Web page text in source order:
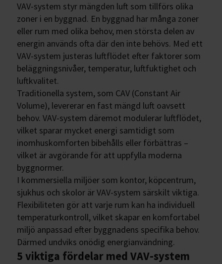
VAV-system styr mängden luft som tillförs olika
zoner i en byggnad. En byggnad har många zoner
eller rum med olika behov, men största delen av
energin används ofta där den inte behövs. Med ett
VAV-system justeras luftflödet efter faktorer som
beläggningsnivåer, temperatur, luftfuktighet och
luftkvalitet.
Traditionella system, som CAV (Constant Air
Volume), levererar en fast mängd luft oavsett
behov. VAV-system däremot modulerar luftflödet,
vilket sparar mycket energi samtidigt som
inomhuskomforten bibehålls eller förbättras –
vilket är avgörande för att uppfylla moderna
byggnormer.
I kommersiella miljöer som kontor, köpcentrum,
sjukhus och skolor är VAV-system särskilt viktiga.
Flexibiliteten gör att varje rum kan ha individuell
temperaturkontroll, vilket skapar en komfortabel
miljö anpassad efter byggnadens specifika behov.
Därmed undviks onödig energianvändning.
5 viktiga fördelar med VAV-system